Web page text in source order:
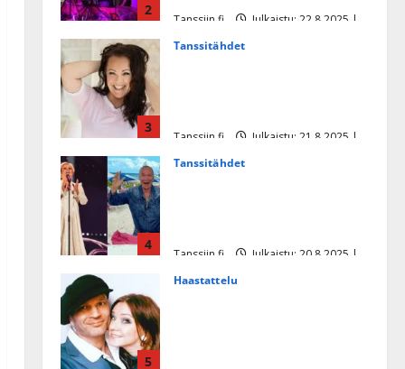
2
Tanssiin.fi
Julkaistu: 22.8.2025 |
3
Tanssitähdet
Tanssiin.fi
Julkaistu: 21.8.2025 |
4
Tanssitähdet
Tanssiin.fi
Julkaistu: 20.8.2025 |
5
Haastattelu